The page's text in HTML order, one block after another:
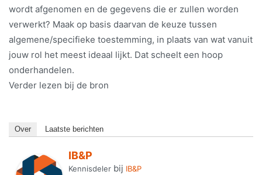
wordt afgenomen en de gegevens die er zullen worden
verwerkt? Maak op basis daarvan de keuze tussen
algemene/specifieke toestemming, in plaats van wat vanuit
jouw rol het meest ideaal lijkt. Dat scheelt een hoop
onderhandelen.
Verder lezen bij de bron
Over Laatste berichten
IB&P
Kennisdeler bij IB&P